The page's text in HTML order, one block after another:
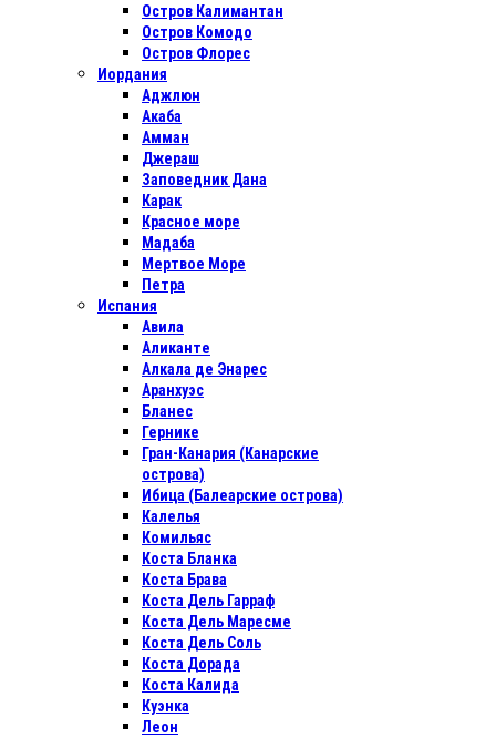
Остров Калимантан
Остров Комодо
Остров Флорес
Иордания
Аджлюн
Акаба
Амман
Джераш
Заповедник Дана
Карак
Красное море
Мадаба
Мертвое Море
Петра
Испания
Авила
Аликанте
Алкала де Энарес
Аранхуэс
Бланес
Гернике
Гран-Канария (Канарские
острова)
Ибица (Балеарские острова)
Калелья
Комильяс
Коста Бланка
Коста Брава
Коста Дель Гарраф
Коста Дель Маресме
Коста Дель Соль
Коста Дорада
Коста Калида
Куэнка
Леон